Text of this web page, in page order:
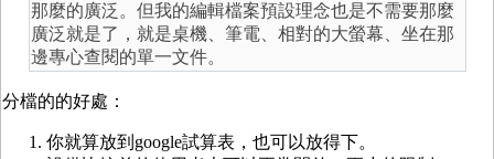
那麼的廣泛。但我的編輯檔案預設理念也是不需要那麼
廣泛就是了，就是桌機、筆電、相對的大螢幕、坐在那
邊專心查閱的單一文件。
分檔的的好處：
你就算放到google試算表，也可以放得下。